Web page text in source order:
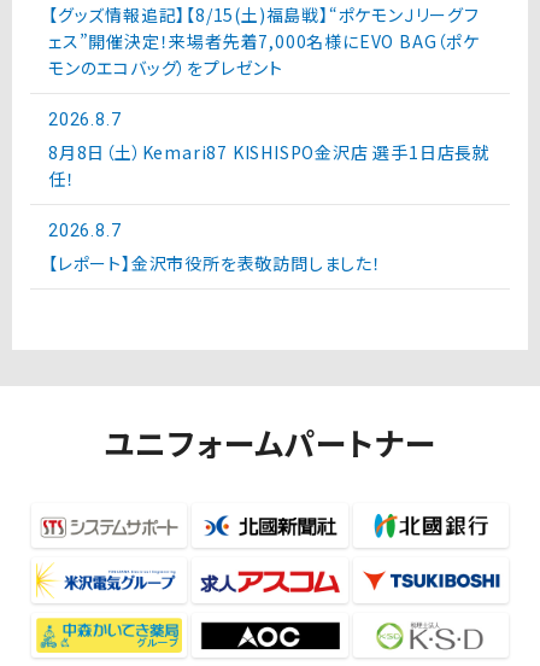
【グッズ情報追記】【8/15(土)福島戦】“ポケモンＪリーグフ
ェス”開催決定！来場者先着7,000名様にEVO BAG（ポケ
モンのエコバッグ）をプレゼント
2026.8.7
8月8日（土）Kemari87 KISHISPO金沢店 選手1日店長就
任！
2026.8.7
【レポート】金沢市役所を表敬訪問しました！
ユニフォームパートナー